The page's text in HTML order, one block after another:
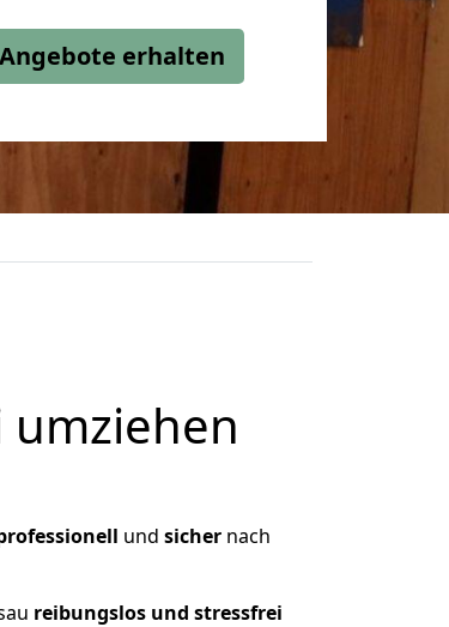
erhalten
und sichernach
reibungslos und stressfrei